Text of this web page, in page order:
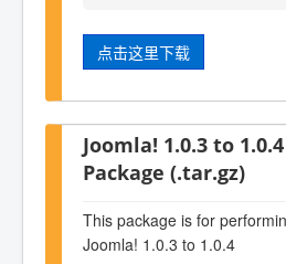
点击这里下载
Joomla! 1.0.3 to
Package (.tar.gz)
This package is for
Joomla! 1.0.3 to 1.0.4